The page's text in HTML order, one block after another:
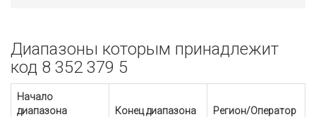
Диапазоны которым принадлежит
код 8 352 379 5
Начало
диапазона
Конец диапазона Регион/Оператор